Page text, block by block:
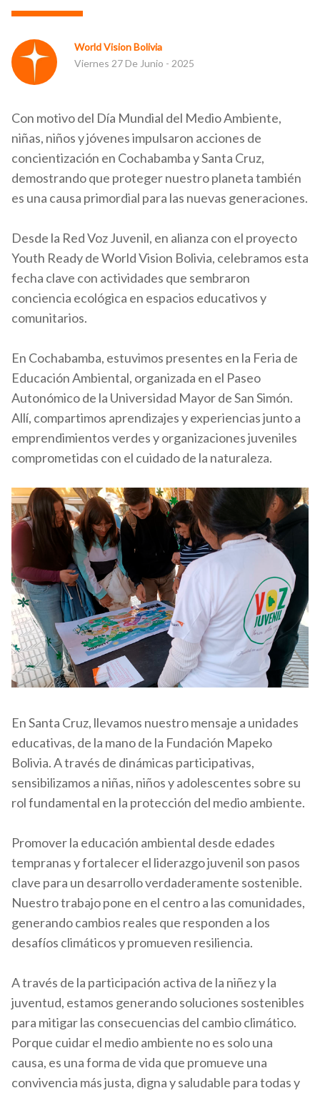
World Vision Bolivia
Viernes 27 De Junio - 2025
Con motivo del Día Mundial del Medio Ambiente,
niñas, niños y jóvenes impulsaron acciones de
concientización en Cochabamba y Santa Cruz,
demostrando que proteger nuestro planeta también
es una causa primordial para las nuevas generaciones.
Desde la Red Voz Juvenil, en alianza con el proyecto
Youth Ready de World Vision Bolivia, celebramos esta
fecha clave con actividades que sembraron
conciencia ecológica en espacios educativos y
comunitarios.
En Cochabamba, estuvimos presentes en la Feria de
Educación Ambiental, organizada en el Paseo
Autonómico de la Universidad Mayor de San Simón.
Allí, compartimos aprendizajes y experiencias junto a
emprendimientos verdes y organizaciones juveniles
comprometidas con el cuidado de la naturaleza.
En Santa Cruz, llevamos nuestro mensaje a unidades
educativas, de la mano de la Fundación Mapeko
Bolivia. A través de dinámicas participativas,
sensibilizamos a niñas, niños y adolescentes sobre su
rol fundamental en la protección del medio ambiente.
Promover la educación ambiental desde edades
tempranas y fortalecer el liderazgo juvenil son pasos
clave para un desarrollo verdaderamente sostenible.
Nuestro trabajo pone en el centro a las comunidades,
generando cambios reales que responden a los
desafíos climáticos y promueven resiliencia.
A través de la participación activa de la niñez y la
juventud, estamos generando soluciones sostenibles
para mitigar las consecuencias del cambio climático.
Porque cuidar el medio ambiente no es solo una
causa, es una forma de vida que promueve una
convivencia más justa, digna y saludable para todas y